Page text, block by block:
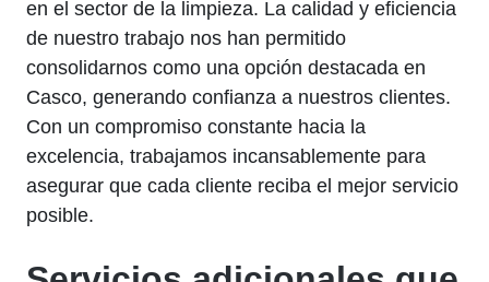
en el sector de la limpieza. La calidad y eficiencia
de nuestro trabajo nos han permitido
consolidarnos como una opción destacada en
Casco, generando confianza a nuestros clientes.
Con un compromiso constante hacia la
excelencia, trabajamos incansablemente para
asegurar que cada cliente reciba el mejor servicio
posible.